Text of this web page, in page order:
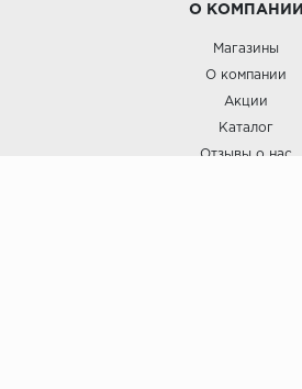
О КОМПАНИИ
Магазины
О компании
Акции
Каталог
Отзывы о нас